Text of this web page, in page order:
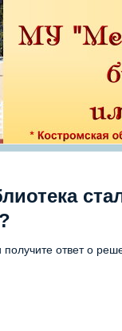
ответ о